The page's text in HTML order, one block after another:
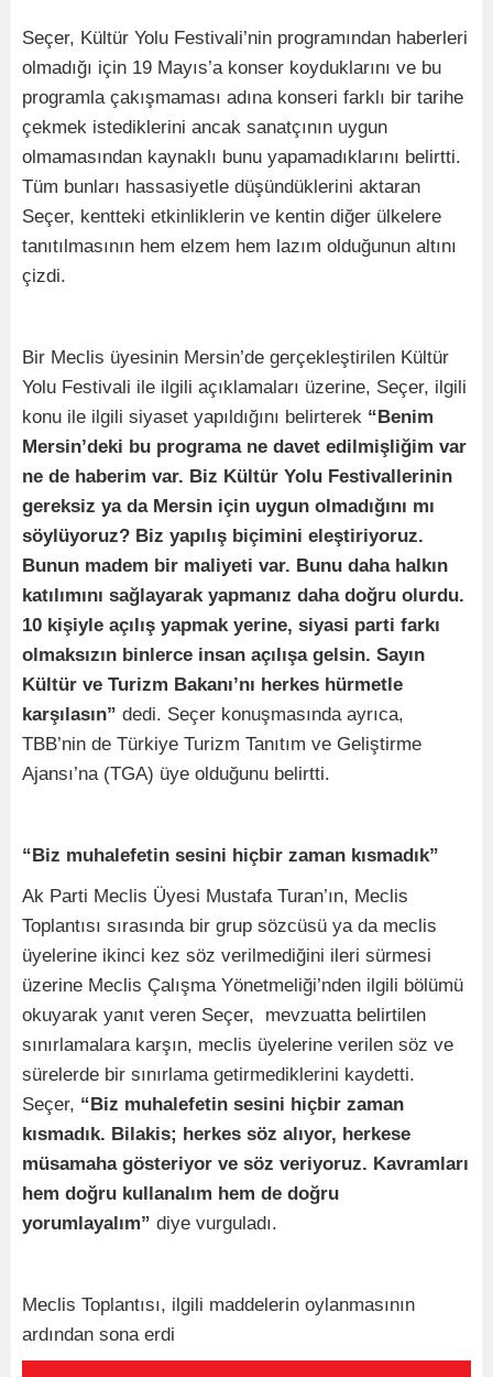
Seçer, Kültür Yolu Festivali’nin programından haberleri
olmadığı için 19 Mayıs’a konser koyduklarını ve bu
programla çakışmaması adına konseri farklı bir tarihe
çekmek istediklerini ancak sanatçının uygun
olmamasından kaynaklı bunu yapamadıklarını belirtti.
Tüm bunları hassasiyetle düşündüklerini aktaran
Seçer, kentteki etkinliklerin ve kentin diğer ülkelere
tanıtılmasının hem elzem hem lazım olduğunun altını
çizdi.
Bir Meclis üyesinin Mersin’de gerçekleştirilen Kültür
Yolu Festivali ile ilgili açıklamaları üzerine, Seçer, ilgili
konu ile ilgili siyaset yapıldığını belirterek “Benim
Mersin’deki bu programa ne davet edilmişliğim var
ne de haberim var. Biz Kültür Yolu Festivallerinin
gereksiz ya da Mersin için uygun olmadığını mı
söylüyoruz? Biz yapılış biçimini eleştiriyoruz.
Bunun madem bir maliyeti var. Bunu daha halkın
katılımını sağlayarak yapmanız daha doğru olurdu.
10 kişiyle açılış yapmak yerine, siyasi parti farkı
olmaksızın binlerce insan açılışa gelsin. Sayın
Kültür ve Turizm Bakanı’nı herkes hürmetle
karşılasın” dedi. Seçer konuşmasında ayrıca,
TBB’nin de Türkiye Turizm Tanıtım ve Geliştirme
Ajansı’na (TGA) üye olduğunu belirtti.
“Biz muhalefetin sesini hiçbir zaman kısmadık”
Ak Parti Meclis Üyesi Mustafa Turan’ın, Meclis
Toplantısı sırasında bir grup sözcüsü ya da meclis
üyelerine ikinci kez söz verilmediğini ileri sürmesi
üzerine Meclis Çalışma Yönetmeliği’nden ilgili bölümü
okuyarak yanıt veren Seçer, mevzuatta belirtilen
sınırlamalara karşın, meclis üyelerine verilen söz ve
sürelerde bir sınırlama getirmediklerini kaydetti.
Seçer, “Biz muhalefetin sesini hiçbir zaman
kısmadık. Bilakis; herkes söz alıyor, herkese
müsamaha gösteriyor ve söz veriyoruz. Kavramları
hem doğru kullanalım hem de doğru
yorumlayalım” diye vurguladı.
Meclis Toplantısı, ilgili maddelerin oylanmasının
ardından sona erdi